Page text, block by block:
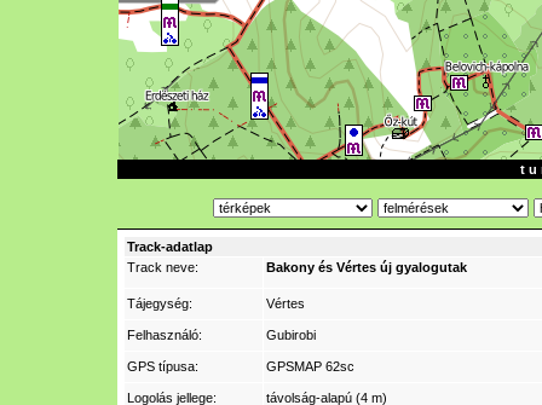
t u
Track-adatlap
Track neve:
Bakony és Vértes új gyalogutak
Tájegység: Vértes
Felhasználó: Gubirobi
GPS típusa: GPSMAP 62sc
Logolás jellege: távolság-alapú (4 m)